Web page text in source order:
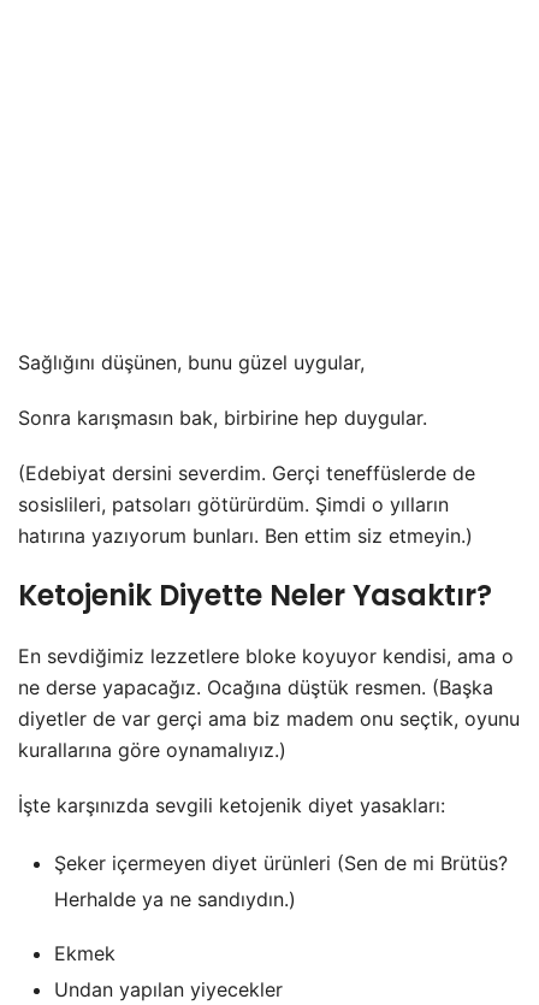
Sağlığını düşünen, bunu güzel uygular,
Sonra karışmasın bak, birbirine hep duygular.
(Edebiyat dersini severdim. Gerçi teneffüslerde de
sosislileri, patsoları götürürdüm. Şimdi o yılların
hatırına yazıyorum bunları. Ben ettim siz etmeyin.)
Ketojenik Diyette Neler Yasaktır?
En sevdiğimiz lezzetlere bloke koyuyor kendisi, ama o
ne derse yapacağız. Ocağına düştük resmen. (Başka
diyetler de var gerçi ama biz madem onu seçtik, oyunu
kurallarına göre oynamalıyız.)
İşte karşınızda sevgili ketojenik diyet yasakları:
Şeker içermeyen diyet ürünleri (Sen de mi Brütüs?
Herhalde ya ne sandıydın.)
Ekmek
Undan yapılan yiyecekler